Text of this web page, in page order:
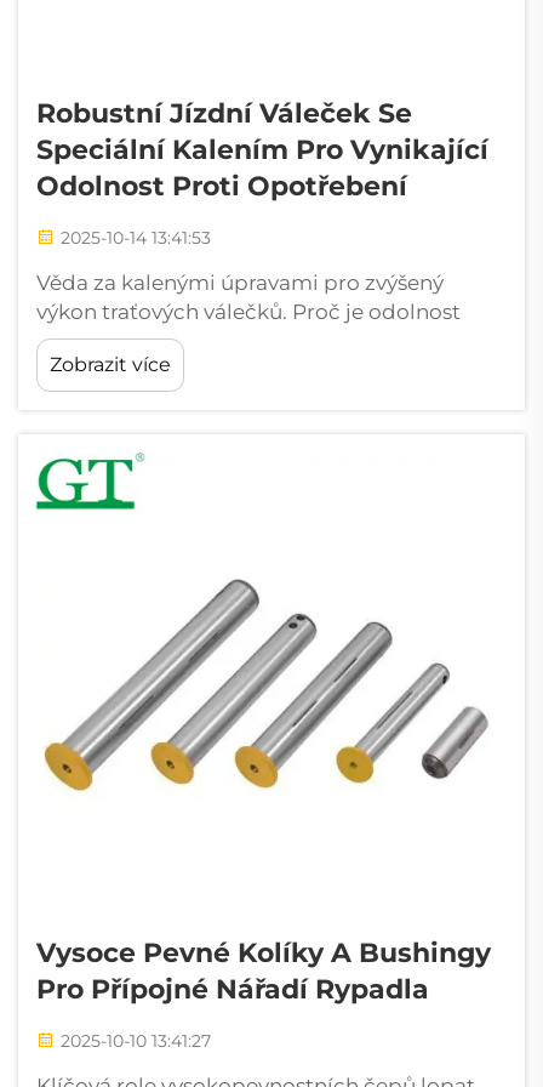
Robustní Jízdní Váleček Se
Speciální Kalením Pro Vynikající
Odolnost Proti Opotřebení
2025-10-14 13:41:53
Věda za kalenými úpravami pro zvýšený
výkon traťových válečků. Proč je odolnost
proti opotřebení rozhodující u odolných
traťových válečků. V abrazivních prostředích,
jako je těžba a stavebnictví, jsou traťové
přesahujícím...
Zobrazit více
Vysoce Pevné Kolíky A Bushingy
Pro Přípojné Nářadí Rypadla
2025-10-10 13:41:27